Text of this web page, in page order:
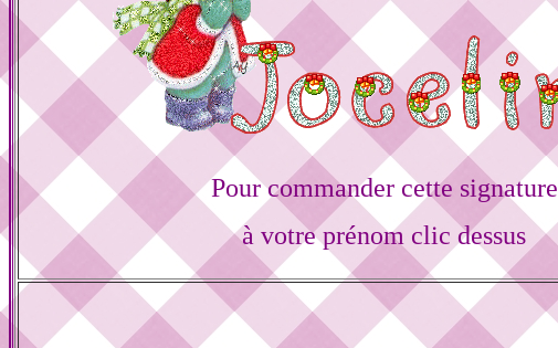
Pour commander cette signature
à votre prénom clic dessus